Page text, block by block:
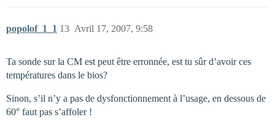
popolof_1_1 Avril 17, 2007, 9:58
13
Ta sonde sur la CM est peut être erronnée, est tu sûr d’avoir ces
températures dans le bios?
Sinon, s’il n’y a pas de dysfonctionnement à l’usage, en dessous de
60° faut pas s’affoler !